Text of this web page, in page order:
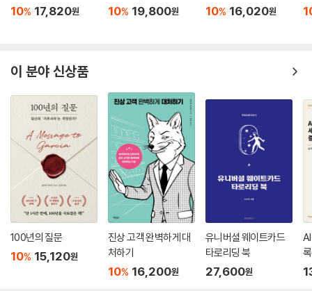
10% 17,820원 10% 19,800원 10% 16,020원
이 분야 신상품
100년의 질문
10% 15,120원
진상 고객 완벽하게 대
처하기
10% 16,200원
유니버셜 웨이트카드
타로리딩 북
27,600원